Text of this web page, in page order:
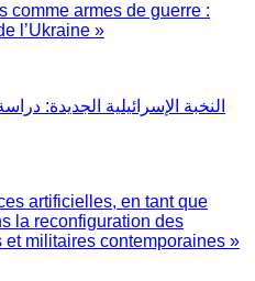
comme armes de guerre :
l’Ukraine »
artificielles, en tant que
la reconfiguration des
militaires contemporaines »